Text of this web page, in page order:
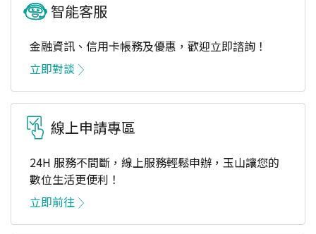
智能客服
金融資訊、信用卡帳務及優惠，歡迎立即諮詢！
立即對談
線上申請專區
24H 服務不間斷，線上服務輕鬆申辦，玉山讓您的
數位生活更便利！
立即前往